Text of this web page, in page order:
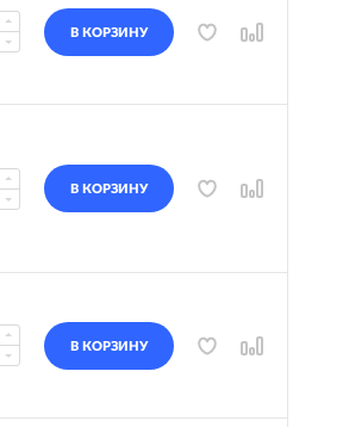
В КОРЗИНУ
В КОРЗИНУ
В КОРЗИНУ